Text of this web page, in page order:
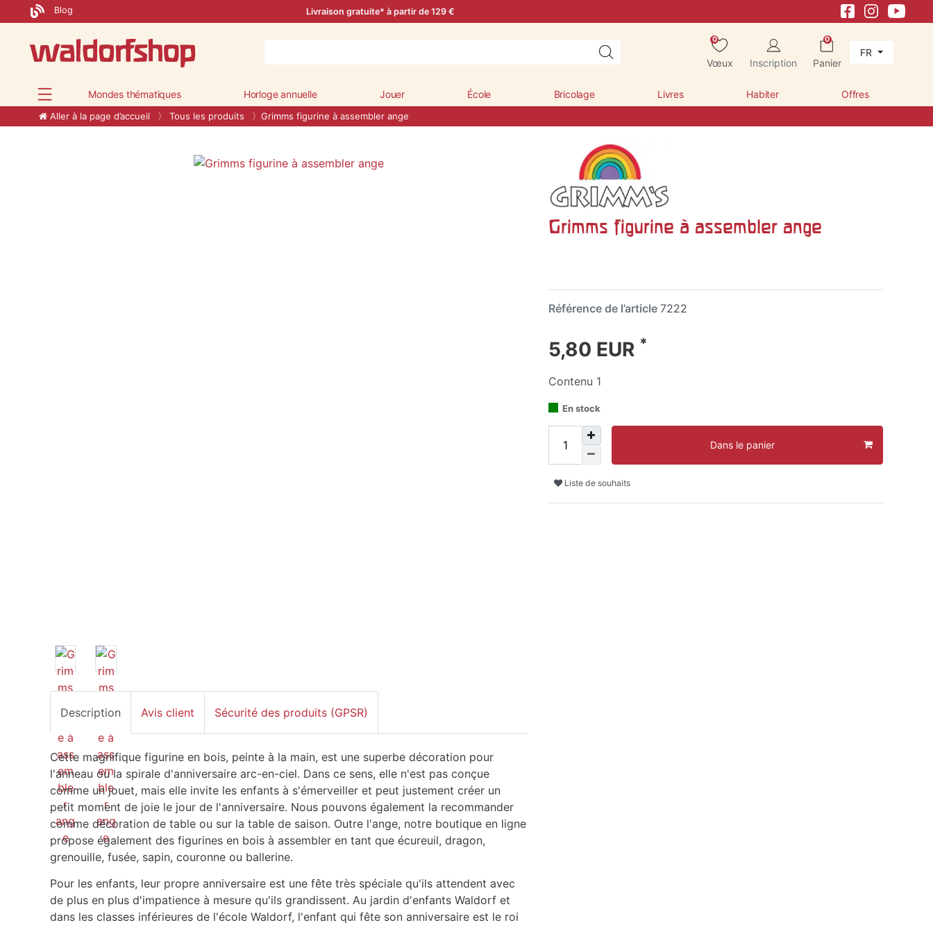
Blog Livraison gratuite* à partir de 129 €
0
Vœux Inscription
0
Panier
FR
Mondes thématiques Horloge annuelle Jouer École Bricolage Livres Habiter Offres
Aller à la page d’accueil Tous les produits Grimms figurine à assembler ange
Grimms figurine à assembler ange
Référence de l’article 7222
5,80 EUR *
Contenu 1
En stock
Dans le panier
Liste de souhaits
Description Avis client Sécurité des produits (GPSR)
Cette magnifique figurine en bois, peinte à la main, est une superbe décoration pour
l'anneau ou la spirale d'anniversaire arc-en-ciel. Dans ce sens, elle n'est pas conçue
comme un jouet, mais elle invite les enfants à s'émerveiller et peut justement créer un
petit moment de joie le jour de l'anniversaire. Nous pouvons également la recommander
comme décoration de table ou sur la table de saison. Outre l'ange, notre boutique en ligne
propose également des figurines en bois à assembler en tant que écureuil, dragon,
grenouille, fusée, sapin, couronne ou ballerine.
Pour les enfants, leur propre anniversaire est une fête très spéciale qu'ils attendent avec
de plus en plus d'impatience à mesure qu'ils grandissent. Au jardin d'enfants Waldorf et
dans les classes inférieures de l'école Waldorf, l'enfant qui fête son anniversaire est le roi